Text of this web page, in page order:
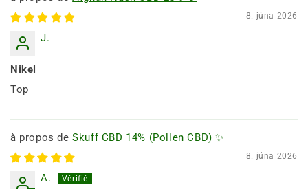
8. júna 2026
J.
Nikel
Top
Skuff CBD 14% (Pollen CBD) ✨
8. júna 2026
A.